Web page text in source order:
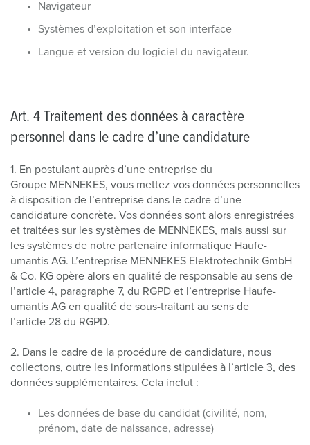
Navigateur
Systèmes d’exploitation et son interface
Langue et version du logiciel du navigateur.
Art. 4 Traitement des données à caractère
personnel dans le cadre d’une candidature
1. En postulant auprès d’une entreprise du
Groupe MENNEKES, vous mettez vos données personnelles
à disposition de l’entreprise dans le cadre d’une
candidature concrète. Vos données sont alors enregistrées
et traitées sur les systèmes de MENNEKES, mais aussi sur
les systèmes de notre partenaire informatique Haufe-
umantis AG. L’entreprise MENNEKES Elektrotechnik GmbH
& Co. KG opère alors en qualité de responsable au sens de
l’article 4, paragraphe 7, du RGPD et l’entreprise Haufe-
umantis AG en qualité de sous-traitant au sens de
l’article 28 du RGPD.
2. Dans le cadre de la procédure de candidature, nous
collectons, outre les informations stipulées à l’article 3, des
données supplémentaires. Cela inclut :
Les données de base du candidat (civilité, nom,
prénom, date de naissance, adresse)